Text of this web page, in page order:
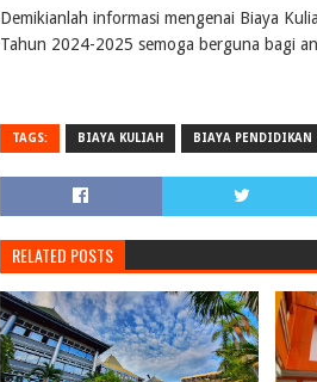
Demikianlah informasi mengenai Biaya
Tahun 2024-2025 semoga berguna bagi
TAGS: BIAYA KULIAH BIAYA PENDIDIKAN
RELATED POSTS